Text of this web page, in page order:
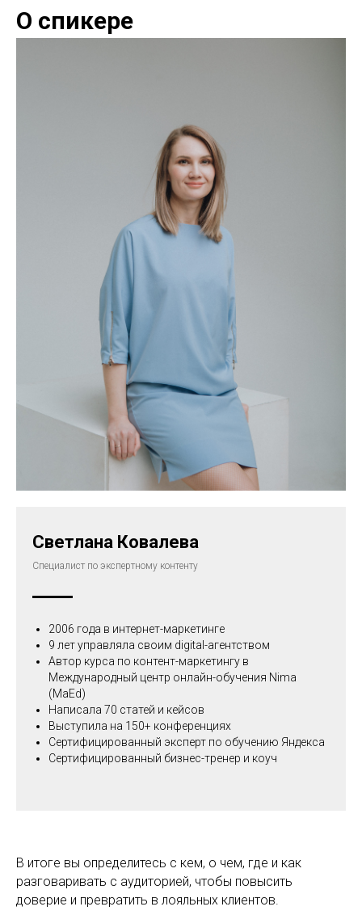
О спикере
Светлана Ковалева
Специалист по экспертному контенту
2006 года в интернет-маркетинге
9 лет управляла своим digital-агентством
Автор курса по контент-маркетингу в
Международный центр онлайн-обучения Nima
(MaEd)
Написала 70 статей и кейсов
Выступила на 150+ конференциях
Сертифицированный эксперт по обучению Яндекса
Сертифицированный бизнес-тренер и коуч
В итоге вы определитесь с кем, о чем, где и как
разговаривать с аудиторией, чтобы повысить
доверие и превратить в лояльных клиентов.